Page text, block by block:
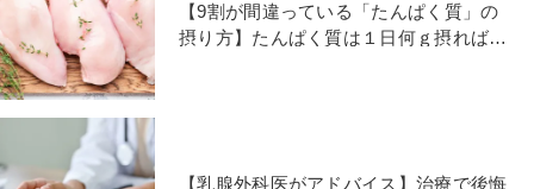
【9割が間違っている「たんぱく質」の
摂り方】たんぱく質は１日何ｇ摂ればよ
【乳腺外科医がアドバイス】治療で後悔